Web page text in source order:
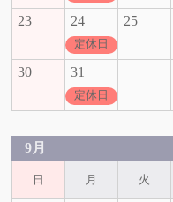
23 24
定休日
25
30 31
定休日
9月
日 月 火